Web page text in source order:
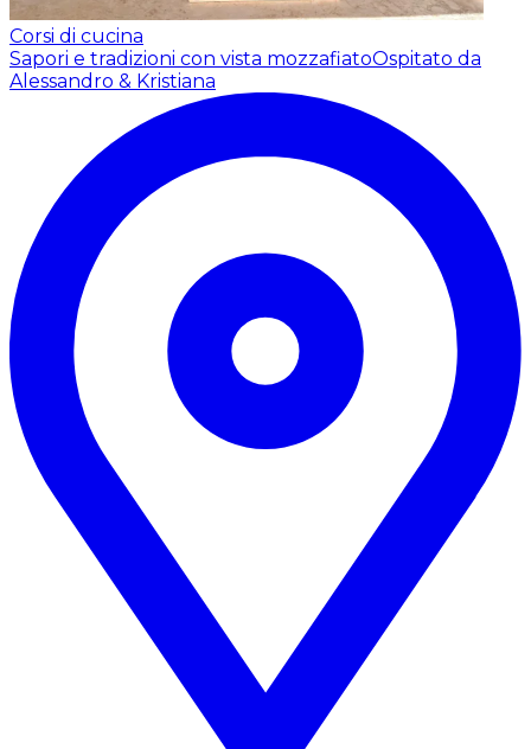
Corsi di cucina
Sapori e tradizioni con vista mozzafiatoOspitato da
Alessandro & Kristiana